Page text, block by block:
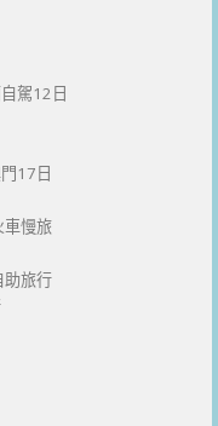
駕12日
17日
慢旅
旅行